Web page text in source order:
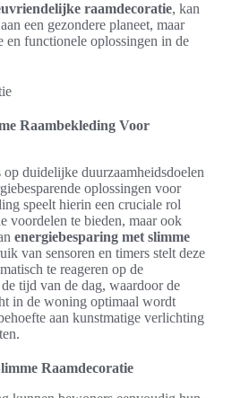
raamdecoratie, kan
een gezondere planeet, maar
functionele oplossingen in de
Raambekleding Voor
duidelijke duurzaamheidsdoelen
oplossingen voor
speelt hierin een cruciale rol
voordelen te bieden, maar ook
energiebesparing met slimme
van sensoren en timers stelt deze
te reageren op de
tijd van de dag, waardoor de
in de woning optimaal wordt
aan kunstmatige verlichting
Raamdecoratie